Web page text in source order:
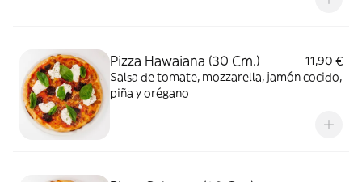
Pizza Hawaiana (30 Cm.)
11,90 €
Salsa de tomate, mozzarella, jamón cocido,
piña y orégano